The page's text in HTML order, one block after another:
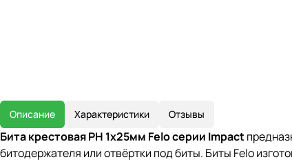
Описание Характеристики Отзывы
Бита крестовая РН 1х25мм Felo серии Impact
битодержателя или отвёртки под биты. Биты Felo